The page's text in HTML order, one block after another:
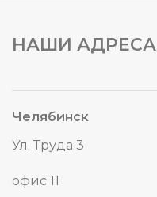
НАШИ АДРЕСА
Челябинск
Ул. Труда 3
офис 11